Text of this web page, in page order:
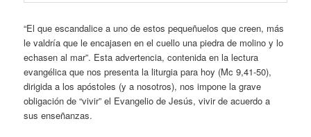
“El que escandalice a uno de estos pequeñuelos que creen, más
le valdría que le encajasen en el cuello una piedra de molino y lo
echasen al mar”. Esta advertencia, contenida en la lectura
evangélica que nos presenta la liturgia para hoy (Mc 9,41-50),
dirigida a los apóstoles (y a nosotros), nos impone la grave
obligación de “vivir” el Evangelio de Jesús, vivir de acuerdo a
sus enseñanzas.